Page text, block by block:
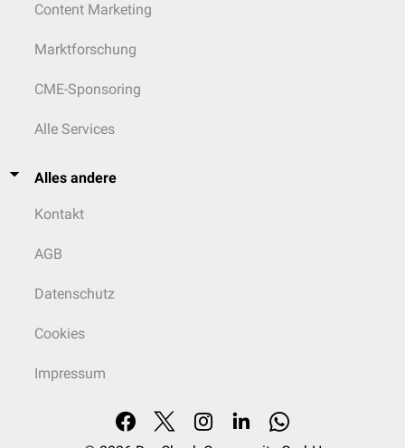
Content Marketing
Marktforschung
CME-Sponsoring
Alle Services
Alles andere
Kontakt
AGB
Datenschutz
Cookies
Impressum